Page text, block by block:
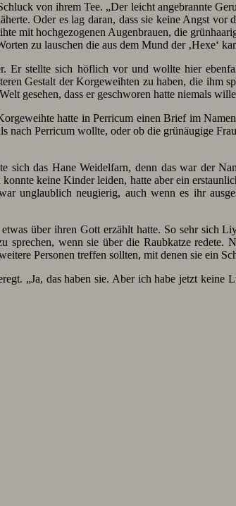
von ihrem Tee. „Der leicht angebrannte
Oder es lag daran, dass sie keine Angst vor
mit hochgezogenen Augenbrauen, die
zu lauschen die aus dem Mund der ‚Hexe‘
Er stellte sich höflich vor und wollte hier
Gestalt der Korgeweihten zu haben, die ihm
gesehen, dass er geschworen hatte niemals
hatte in Perricum einen Brief im
Perricum wollte, oder ob die grünäugige
sich das Hane Weidelfarn, denn das war der
keine Kinder leiden, hatte aber ein
unglaublich neugierig, auch wenn es ihr
über ihren Gott erzählt hatte. So sehr sich
wenn sie über die Raubkatze redete.
Personen treffen sollten, mit denen sie ein
„Ja, das haben sie. Aber ich habe jetzt keine